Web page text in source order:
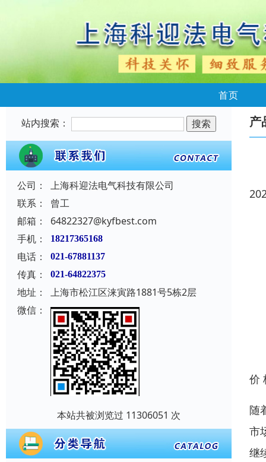
首页
站内搜索：
公司：
上海科迎法电气科技有限公司
联系：
曾工
邮箱：
64822327@kyfbest.com
手机：
18217365168
电话： 021-67881137
传真： 021-64822375
地址：
上海市松江区涞寅路1881号5栋2层
微信：
本站共被浏览过 11306051 次
产
价
随
市
继